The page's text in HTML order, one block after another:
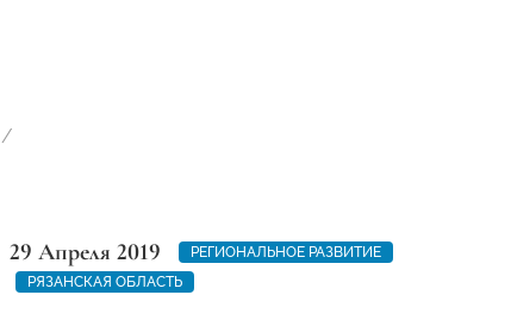
29 Апреля 2019
РЕГИОНАЛЬНОЕ РАЗВИТИЕ
РЯЗАНСКАЯ ОБЛАСТЬ